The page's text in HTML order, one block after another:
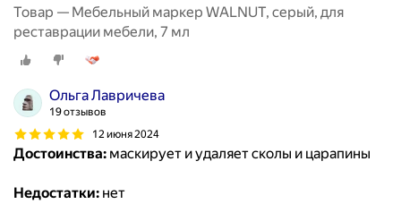
Товар — Мебельный маркер WALNUT, серый, для
реставрации мебели, 7 мл
Ольга Лавричева
19 отзывов
12 июня 2024
Достоинства: маскирует и удаляет сколы и царапины
Недостатки: нет